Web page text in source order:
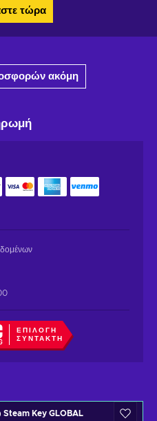
τώρα
ακόμη
ΕΠΙΛΟΓΉ
ΣΥΝΤΆΚΤΗ
Steam Key GLOBAL